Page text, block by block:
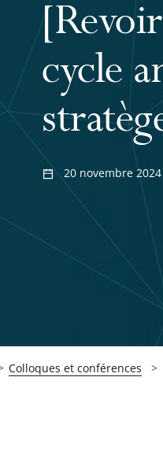
cycle
20 novembre 2024
Colloques et conférences